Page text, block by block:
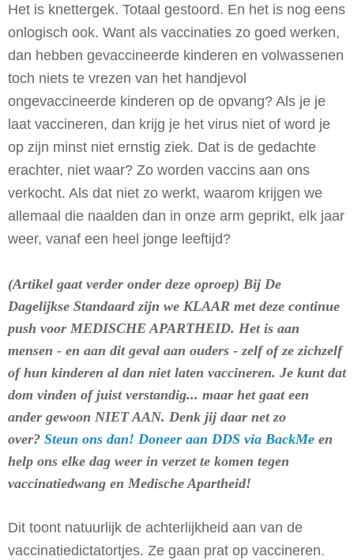
Het is knettergek. Totaal gestoord. En het is nog eens
onlogisch ook. Want als vaccinaties zo goed werken,
dan hebben gevaccineerde kinderen en volwassenen
toch niets te vrezen van het handjevol
ongevaccineerde kinderen op de opvang? Als je je
laat vaccineren, dan krijg je het virus niet of word je
op zijn minst niet ernstig ziek. Dat is de gedachte
erachter, niet waar? Zo worden vaccins aan ons
verkocht. Als dat niet zo werkt, waarom krijgen we
allemaal die naalden dan in onze arm geprikt, elk jaar
weer, vanaf een heel jonge leeftijd?
(Artikel gaat verder onder deze oproep) Bij De
Dagelijkse Standaard zijn we KLAAR met deze continue
push voor MEDISCHE APARTHEID. Het is aan
mensen - en aan dit geval aan ouders - zelf of ze zichzelf
of hun kinderen al dan niet laten vaccineren. Je kunt dat
dom vinden of juist verstandig... maar het gaat een
ander gewoon NIET AAN. Denk jij daar net zo
over? Steun ons dan! Doneer aan DDS via BackMe en
help ons elke dag weer in verzet te komen tegen
vaccinatiedwang en Medische Apartheid!
Dit toont natuurlijk de achterlijkheid aan van de
vaccinatiedictatortjes. Ze gaan prat op vaccineren.